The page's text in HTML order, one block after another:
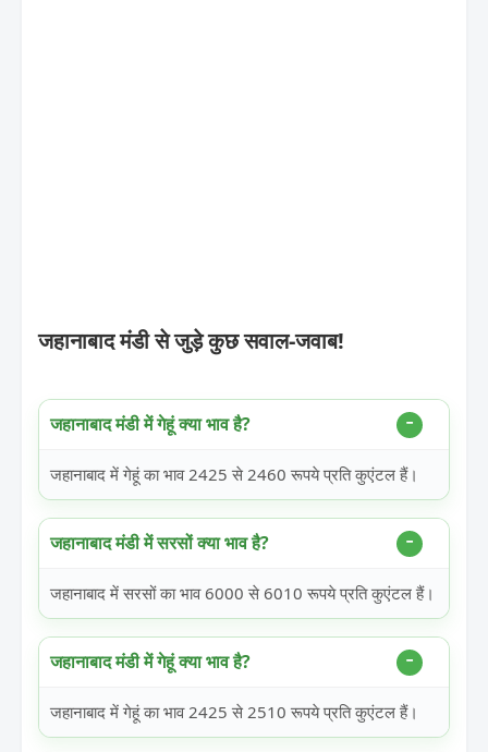
जहानाबाद मंडी से जुड़े कुछ सवाल-जवाब!
जहानाबाद मंडी में गेहूं क्या भाव है?
जहानाबाद में गेहूं का भाव 2425 से 2460 रूपये प्रति कुएंटल हैं।
जहानाबाद मंडी में सरसों क्या भाव है?
जहानाबाद में सरसों का भाव 6000 से 6010 रूपये प्रति कुएंटल हैं।
जहानाबाद मंडी में गेहूं क्या भाव है?
जहानाबाद में गेहूं का भाव 2425 से 2510 रूपये प्रति कुएंटल हैं।